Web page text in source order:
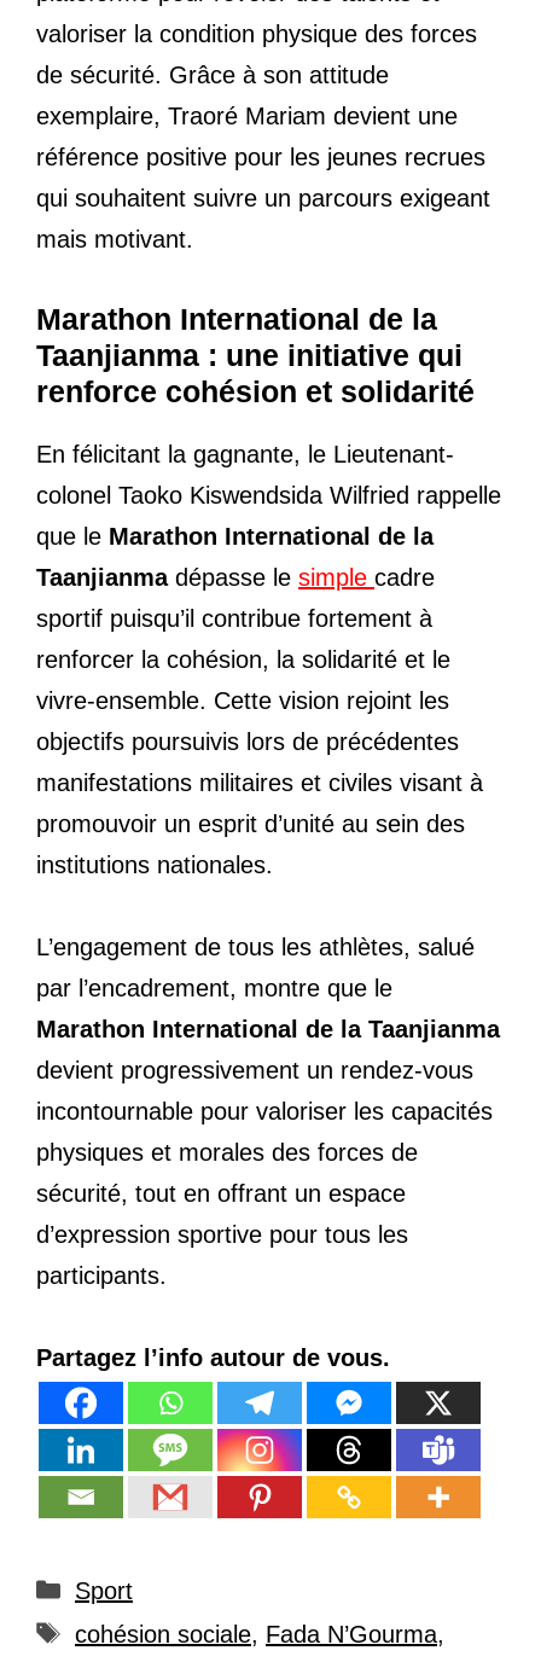
valoriser la condition physique des forces
de sécurité. Grâce à son attitude
exemplaire, Traoré Mariam devient une
référence positive pour les jeunes recrues
qui souhaitent suivre un parcours exigeant
mais motivant.
Marathon International de la
Taanjianma : une initiative qui
renforce cohésion et solidarité
En félicitant la gagnante, le Lieutenant-
colonel Taoko Kiswendsida Wilfried rappelle
que le Marathon International de la
Taanjianmadépasse le simple cadre
sportif puisqu’il contribue fortement à
renforcer la cohésion, la solidarité et le
vivre-ensemble. Cette vision rejoint les
objectifs poursuivis lors de précédentes
manifestations militaires et civiles visant à
promouvoir un esprit d’unité au sein des
institutions nationales.
L’engagement de tous les athlètes, salué
par l’encadrement, montre que le
Marathon International de la Taanjianma
devient progressivement un rendez-vous
incontournable pour valoriser les capacités
physiques et morales des forces de
sécurité, tout en offrant un espace
d’expression sportive pour tous les
participants.
Partagez l’info autour de vous.
Catégories
Sport
Étiquettes
cohésion sociale, Fada N’Gourma,